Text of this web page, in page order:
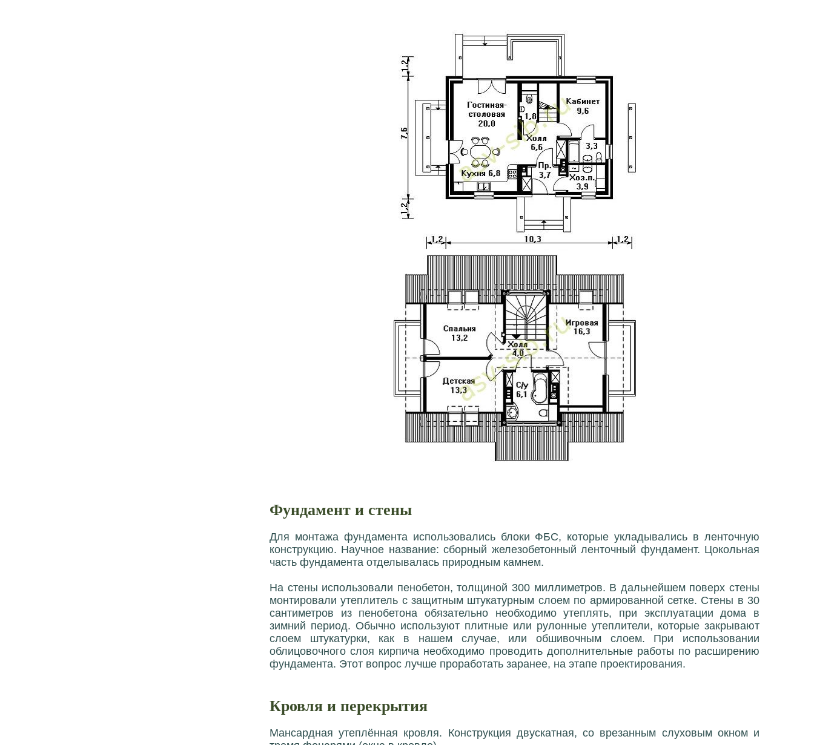
Фундамент и стены
Для монтажа фундамента использовались блоки ФБС, которые укладывались в ленточную
конструкцию. Научное название: сборный железобетонный ленточный фундамент. Цокольная
часть фундамента отделывалась природным камнем.
На стены использовали пенобетон, толщиной 300 миллиметров. В дальнейшем поверх стены
монтировали утеплитель с защитным штукатурным слоем по армированной сетке. Стены в 30
сантиметров из пенобетона обязательно необходимо утеплять, при эксплуатации дома в
зимний период. Обычно используют плитные или рулонные утеплители, которые закрывают
слоем штукатурки, как в нашем случае, или обшивочным слоем. При использовании
облицовочного слоя кирпича необходимо проводить дополнительные работы по расширению
фундамента. Этот вопрос лучше проработать заранее, на этапе проектирования.
Кровля и перекрытия
Мансардная утеплённая кровля. Конструкция двускатная, со врезанным слуховым окном и